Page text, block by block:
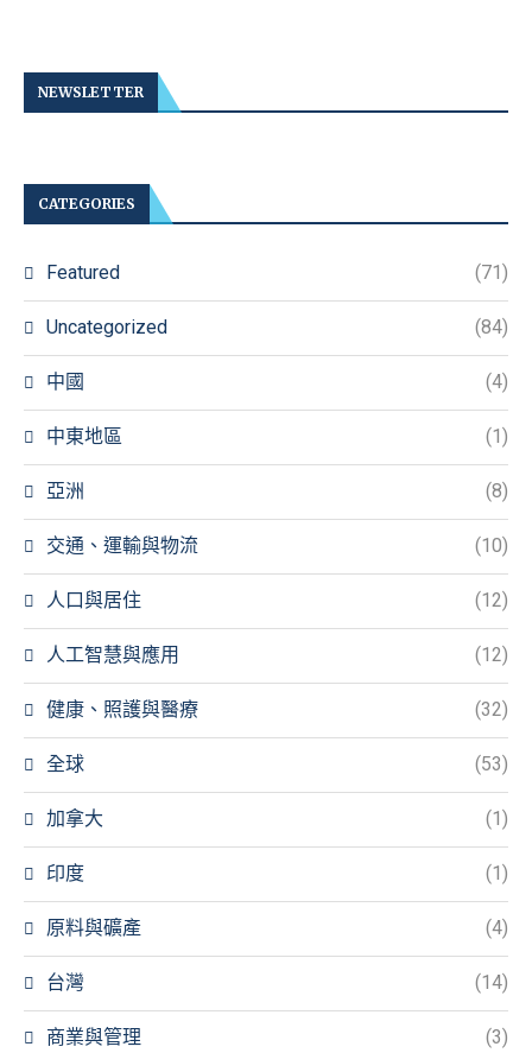
NEWSLETTER
CATEGORIES
Featured (71)
Uncategorized (84)
中國 (4)
中東地區 (1)
亞洲 (8)
交通、運輸與物流 (10)
人口與居住 (12)
人工智慧與應用 (12)
健康、照護與醫療 (32)
全球 (53)
加拿大 (1)
印度 (1)
原料與礦產 (4)
台灣 (14)
商業與管理 (3)